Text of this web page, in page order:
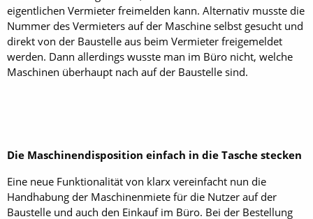
eigentlichen Vermieter freimelden kann. Alternativ musste die
Nummer des Vermieters auf der Maschine selbst gesucht und
direkt von der Baustelle aus beim Vermieter freigemeldet
werden. Dann allerdings wusste man im Büro nicht, welche
Maschinen überhaupt nach auf der Baustelle sind.
Die Maschinendisposition einfach in die Tasche stecken
Eine neue Funktionalität von klarx vereinfacht nun die
Handhabung der Maschinenmiete für die Nutzer auf der
Baustelle und auch den Einkauf im Büro. Bei der Bestellung